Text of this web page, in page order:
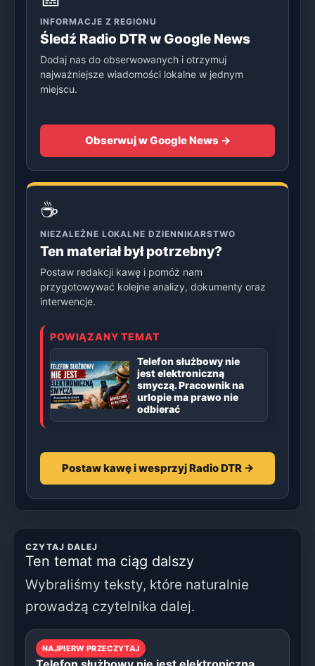
INFORMACJE Z REGIONU
Śledź Radio DTR w Google News
Dodaj nas do obserwowanych i otrzymuj
najważniejsze wiadomości lokalne w jednym
miejscu.
Obserwuj w Google News →
☕
NIEZALEŻNE LOKALNE DZIENNIKARSTWO
Ten materiał był potrzebny?
Postaw redakcji kawę i pomóż nam
przygotowywać kolejne analizy, dokumenty oraz
interwencje.
POWIĄZANY TEMAT
Telefon służbowy nie
jest elektroniczną
smyczą. Pracownik na
urlopie ma prawo nie
odbierać
Postaw kawę i wesprzyj Radio DTR →
CZYTAJ DALEJ
Ten temat ma ciąg dalszy
Wybraliśmy teksty, które naturalnie
prowadzą czytelnika dalej.
NAJPIERW PRZECZYTAJ